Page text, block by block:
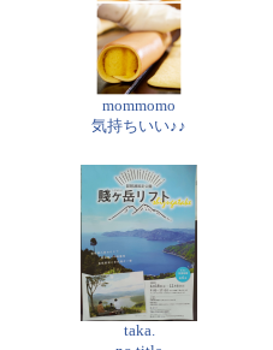
mommomo
気持ちいい♪♪
taka.